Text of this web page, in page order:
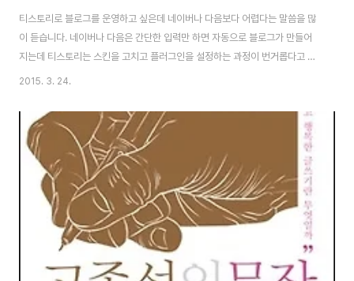
티스토리로 블로그를 운영하고 싶은데 네이버나 다음보다 어렵다는 말씀을 많
이 듣습니다. 네이버나 다음은 간단한 입력만 하면 자동으로 블로그가 만들어
지는데 티스토리는 스킨을 고치고 플러그인을 설정하는 과정이 번거롭다고 하
시더군요. 실제로 티스토리에 블로그 개설을 시도했다가 플러그인을 설정하고,
다. 며칠 전에는 티스토리 블로그를 운영하시는 지인으로부터 스킨에 나오는
'TISTORY' 글자를 지우고 싶은데 방법을 알려달라는 부탁을 받았습니다.
HTML 코드를 잘 다루시는 분들에게는 어려운 일이 아니겠지만, HTML 코드
를 직접 다룰 줄 모르는 분들에게는 쉽지 않은 작업이지요. 사실 저도 HTML코
드를 잘 모릅니다. 그때 그때 필요한 작업..
2015. 3. 24.